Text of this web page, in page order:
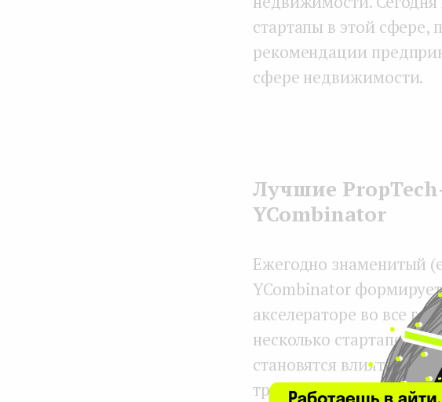
стартапы в этой
рекомендации
сфере недвижимости.
Лучшие
YCombinator
Ежегодно знаменитый
YCombinator
акселераторе во все
несколько стартапов
становятся
тренды PropTech. К